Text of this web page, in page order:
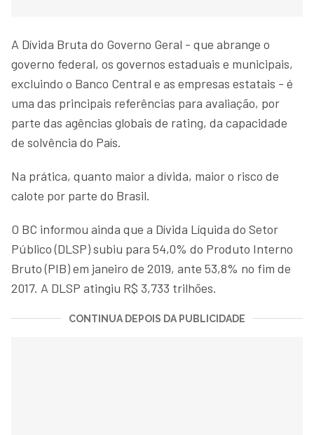
A Dívida Bruta do Governo Geral - que abrange o
governo federal, os governos estaduais e municipais,
excluindo o Banco Central e as empresas estatais - é
uma das principais referências para avaliação, por
parte das agências globais de rating, da capacidade
de solvência do País.
Na prática, quanto maior a dívida, maior o risco de
calote por parte do Brasil.
O BC informou ainda que a Dívida Líquida do Setor
Público (DLSP) subiu para 54,0% do Produto Interno
Bruto (PIB) em janeiro de 2019, ante 53,8% no fim de
2017. A DLSP atingiu R$ 3,733 trilhões.
CONTINUA DEPOIS DA PUBLICIDADE